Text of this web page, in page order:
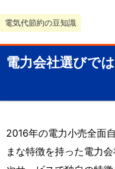
電気代節約の豆知識
電力会社選びで
2016年の電力小売全面
まな特徴を持った電力